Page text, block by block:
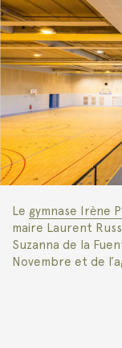
Le gymnase Irène
maire Laurent
Suzanna de la
Novembre et de